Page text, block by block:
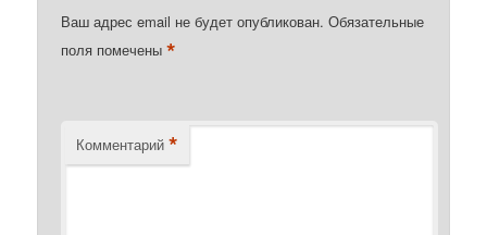
Ваш адрес email не будет опубликован. Обязательные
поля помечены*
Комментарий *